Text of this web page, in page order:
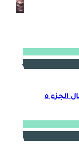
الجزء ٥